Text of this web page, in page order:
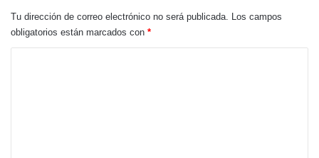
Tu dirección de correo electrónico no será publicada.
Los campos
obligatorios están marcados con *